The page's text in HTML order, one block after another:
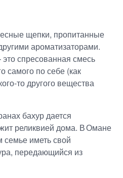
щепки, пропитанные
ароматизаторами.
спресованная смесь
самого по себе (как
то другого вещества
бахур дается
реликвией дома. В Омане
семье иметь свой
передающийся из